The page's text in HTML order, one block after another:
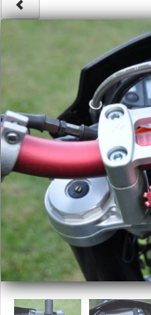
Säännöt ja ohjeet
Uudet ajoneuvot
Uudet kuvat
Uudet videot
Uudet kommentit
MYYDÄÄN
Haku
Ohjeet
Ajoneuvot
Osat
TIETOPANKKI
TAPAHTUMAT
MP15 kuvia
MP14 kuvia
MP13 kuvia